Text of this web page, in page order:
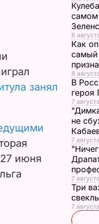
занял
июня
самом
8
Как
самый
8
В
героя
7
не
7
7
Три
7